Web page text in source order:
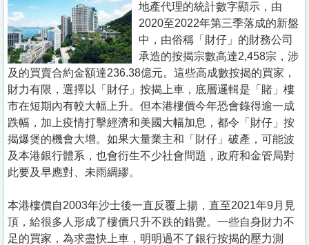
置
業
手
冊
關
於
我
們
地產代理的統計數字顯示，由
2020至2022年第三季落成的新盤
中，由俗稱「財仔」的財務公司
承造的按揭宗數高達2,458宗，涉
及的買賣合約金額達236.38億元。這些高成數按揭的買家，
財力有限，選擇以「財仔」按揭上車，底層邏輯是「賭」樓
市在短期內有較大幅上升。但本港樓價今年恐會錄得逾一成
跌幅，加上疫情打擊經濟和美國大幅加息，都令「財仔」按
揭爆煲的機會大增。如果大量業主和「財仔」破產，可能波
及本港銀行體系，也會衍生不少社會問題，政府和金管局對
此要及早應對、未雨綢繆。
本港樓價自2003年沙士後一直反覆上揚，直至2021年9月見
頂，給很多人形成了樓價只升不跌的錯覺。一些自身財力不
足的買家，為求盡快上車，明明過不了銀行按揭的壓力測